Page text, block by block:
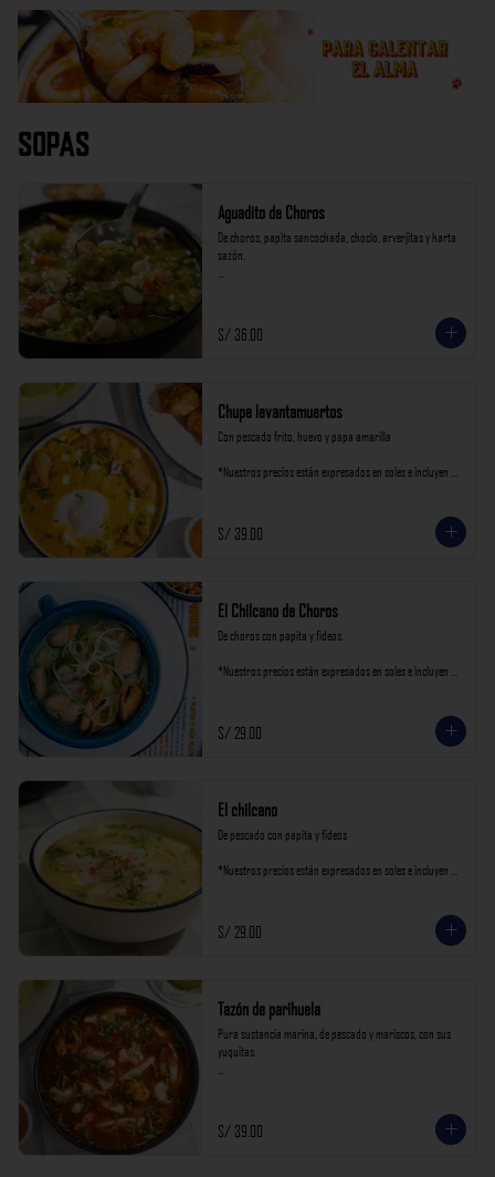
Sopas
Aguadito de Choros
De choros, papita sancochada, choclo, arverjitas y harta
sazón.
S/ 36.00
Chupe levantamuertos
Con pescado frito, huevo y papa amarilla
*Nuestros precios están expresados en soles e incluyen
S/ 39.00
El Chilcano de Choros
De choros con papita y fideos.
*Nuestros precios están expresados en soles e incluyen
S/ 29.00
El chilcano
De pescado con papita y fideos
*Nuestros precios están expresados en soles e incluyen
S/ 29.00
Tazón de parihuela
Pura sustancia marina, de pescado y mariscos, con sus
yuquitas.
S/ 39.00